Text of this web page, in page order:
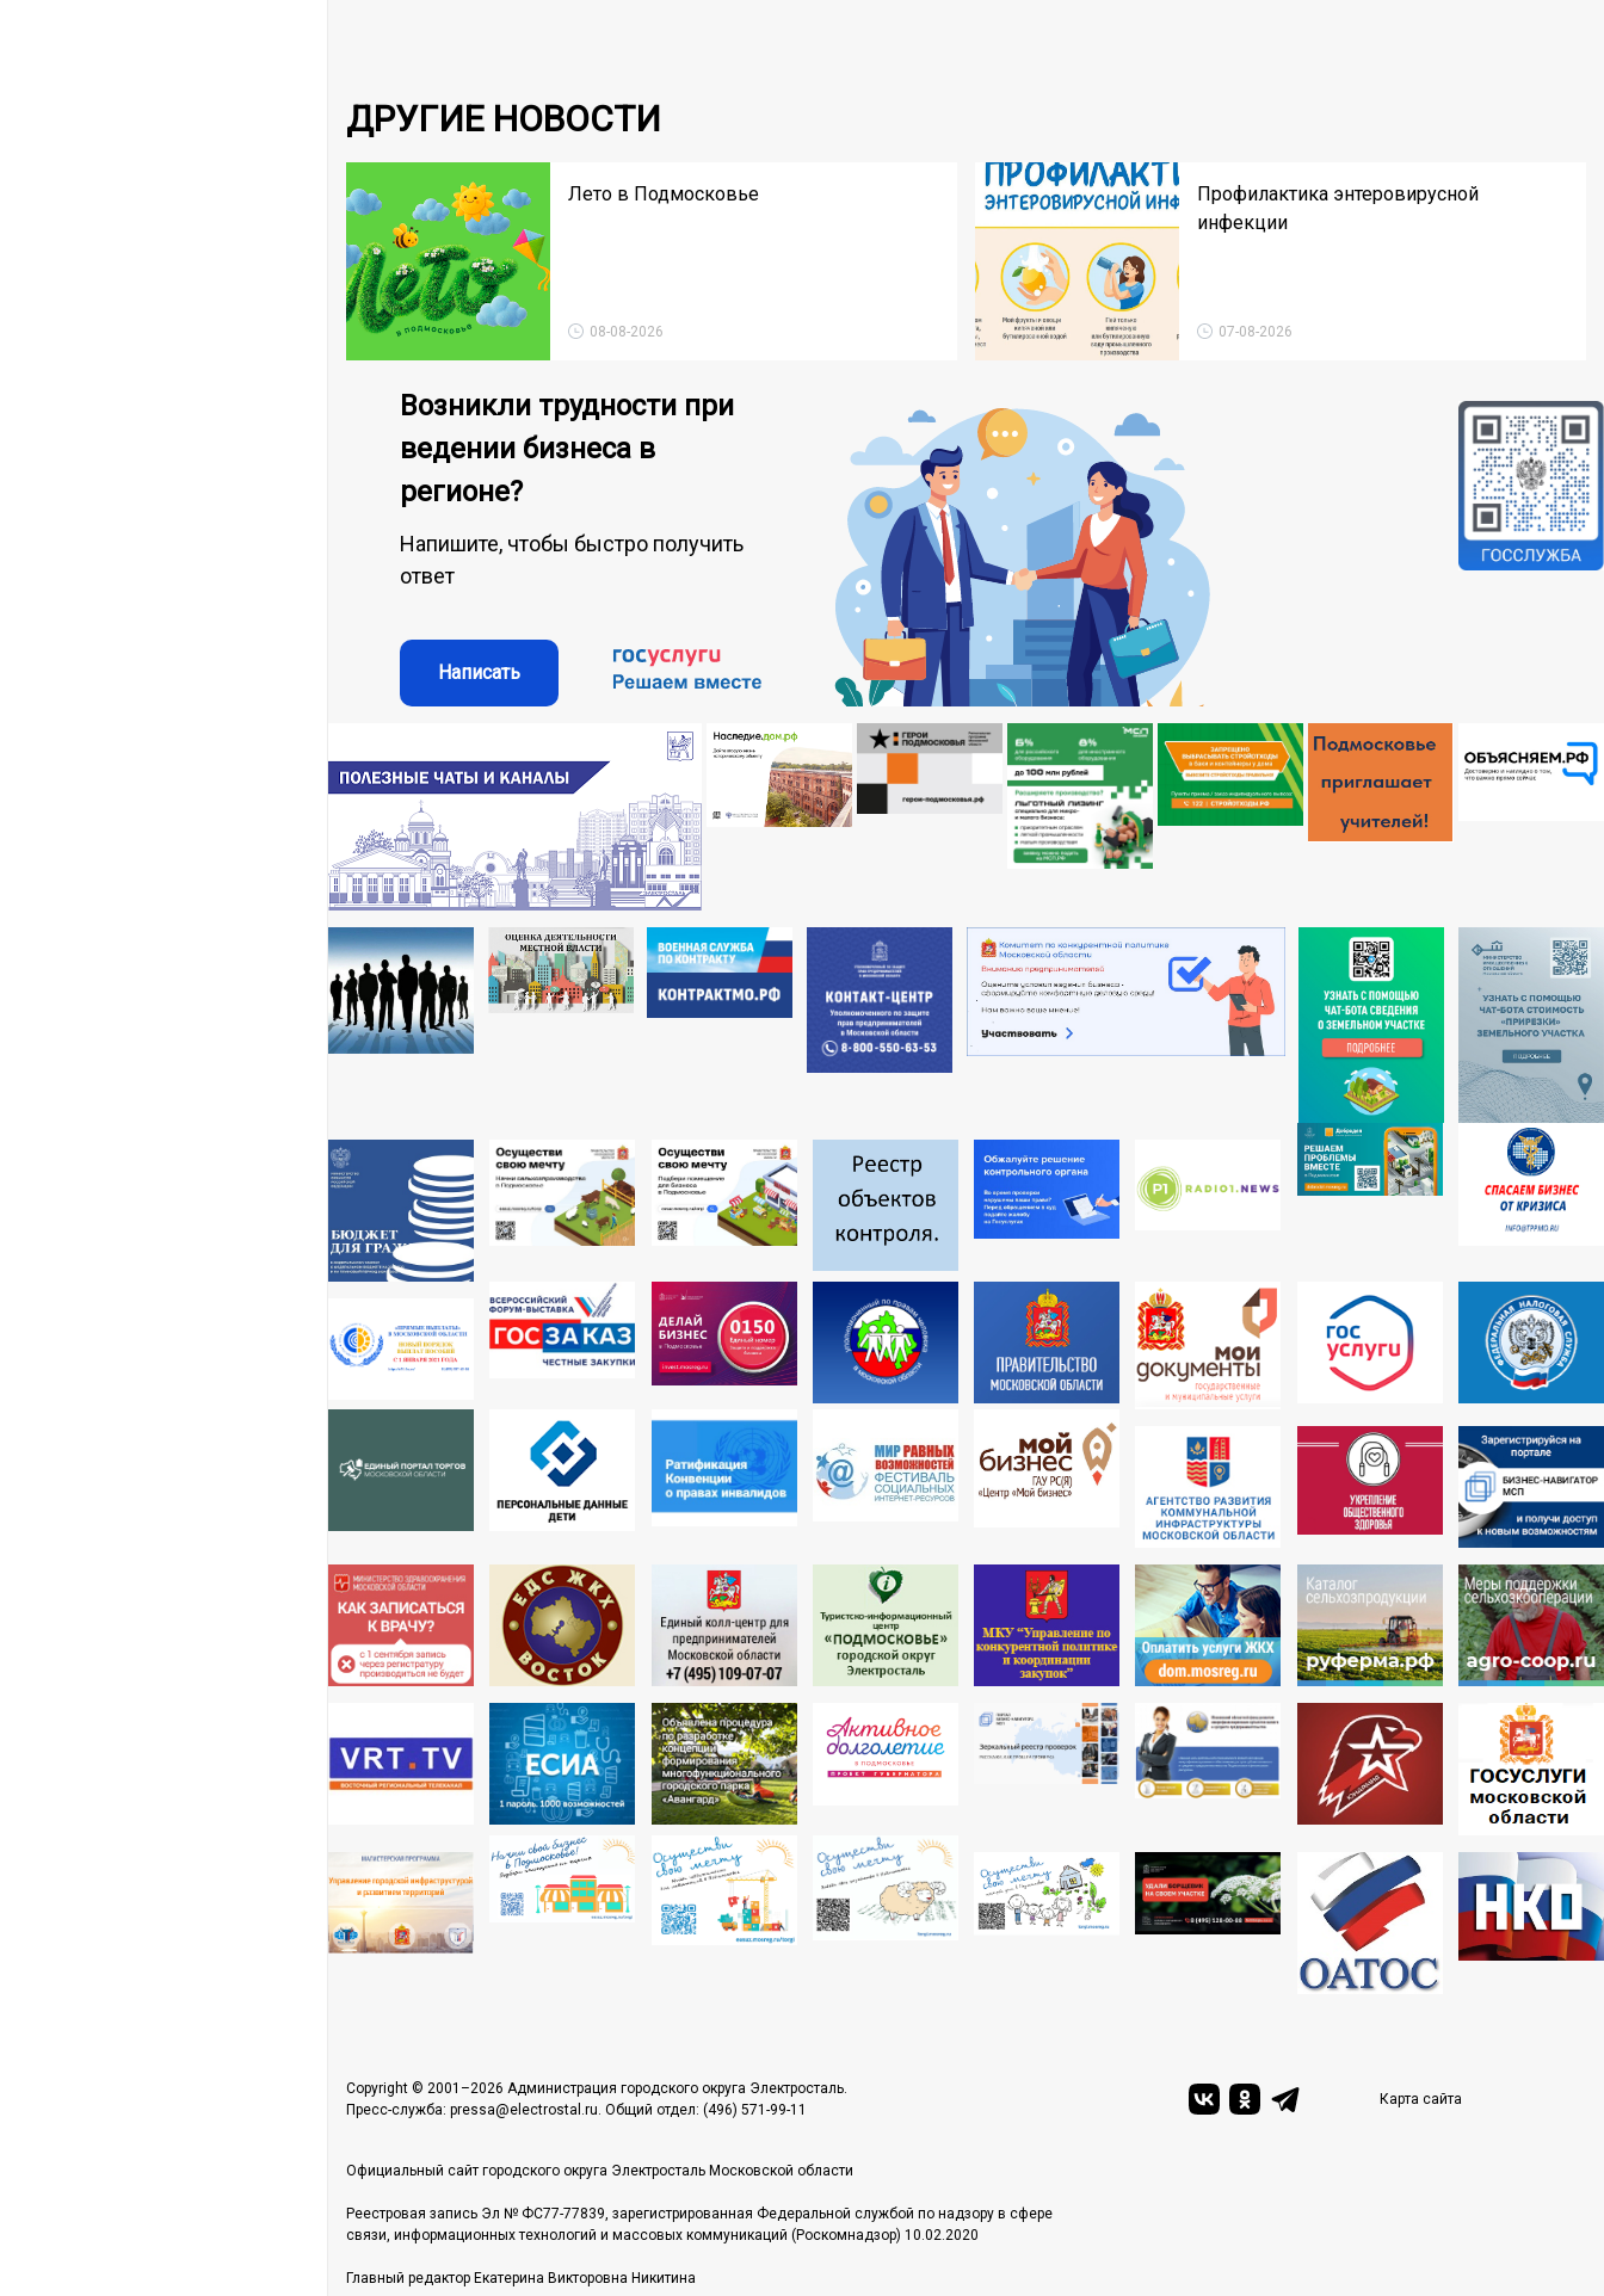
ДРУГИЕ НОВОСТИ
Лето в Подмосковье
08-08-2026
Профилактика энтеровирусной
инфекции
07-08-2026
Возникли трудности при
ведении бизнеса в
регионе?
Напишите, чтобы быстро получить
ответ
Написать
Copyright © 2001–2026 Администрация городского округа Электросталь.
Пресс-служба: pressa@electrostal.ru. Общий отдел: (496) 571-99-11
Карта сайта
Официальный сайт городского округа Электросталь Московской области
Реестровая запись Эл № ФС77-77839, зарегистрированная Федеральной службой по надзору в сфере
связи, информационных технологий и массовых коммуникаций (Роскомнадзор) 10.02.2020
Главный редактор Екатерина Викторовна Никитина